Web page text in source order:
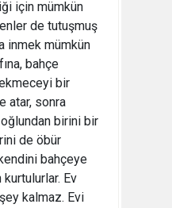
için mümkün
de tutuşmuş
inmek mümkün
bahçe
bir
atar, sonra
oğlundan birini bir
de öbür
bahçeye
kurtulurlar. Ev
kalmaz. Evi